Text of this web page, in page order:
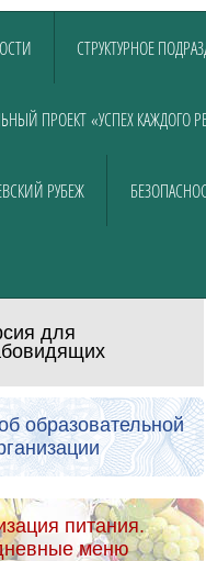
СТРУКТУРНОЕ
ПРОЕКТ «УСПЕХ КАЖДОГО
РУБЕЖ
для
образовательной
питания.
меню